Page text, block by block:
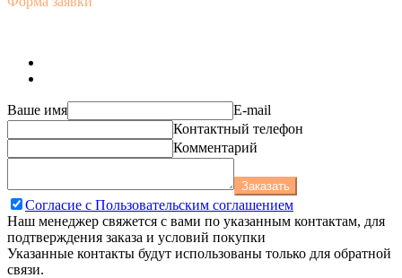
Ваше имя
E-mail
Контактный телефон
Комментарий
Заказать
Согласие с Пользовательским соглашением
Наш менеджер свяжется с вами по указанным контактам, для
подтверждения заказа и условий покупки
Указанные контакты будут использованы только для обратной
связи.